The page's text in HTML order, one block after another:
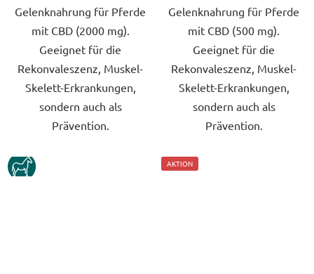
Gelenknahrung für Pferde
mit CBD (2000 mg).
Geeignet für die
Rekonvaleszenz, Muskel-
Skelett-Erkrankungen,
sondern auch als
Prävention.
Gelenknahrung für Pferde
mit CBD (500 mg).
Geeignet für die
Rekonvaleszenz, Muskel-
Skelett-Erkrankungen,
sondern auch als
Prävention.
KUN AKTION